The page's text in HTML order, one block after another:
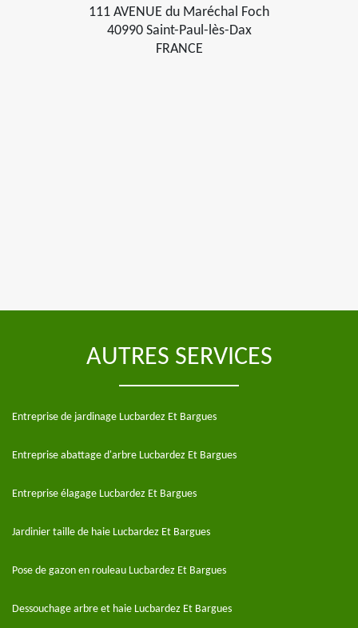
111 AVENUE du Maréchal Foch
40990 Saint-Paul-lès-Dax
FRANCE
AUTRES SERVICES
Entreprise de jardinage Lucbardez Et Bargues
Entreprise abattage d'arbre Lucbardez Et Bargues
Entreprise élagage Lucbardez Et Bargues
Jardinier taille de haie Lucbardez Et Bargues
Pose de gazon en rouleau Lucbardez Et Bargues
Dessouchage arbre et haie Lucbardez Et Bargues